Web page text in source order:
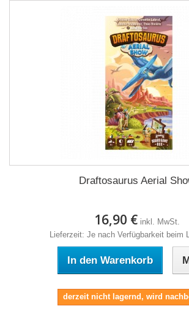
Draftosaurus Aerial
16,90 € inkl. MwSt.
Lieferzeit: Je nach Verfügbarkeit beim
In den Warenkorb
derzeit nicht lagernd, wird